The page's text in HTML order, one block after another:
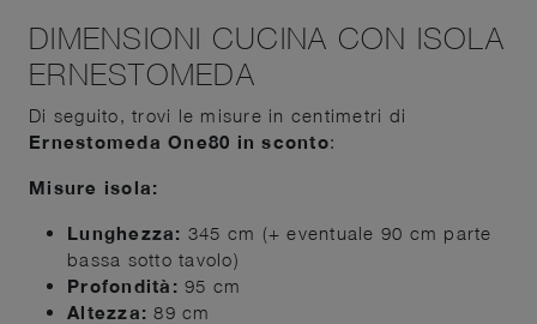
DIMENSIONI CUCINA CON ISOLA
ERNESTOMEDA
Di seguito, trovi le misure in centimetri di
Ernestomeda One80 in sconto:
Misure isola:
Lunghezza: 345 cm (+ eventuale 90 cm parte
bassa sotto tavolo)
Profondità: 95 cm
Altezza: 89 cm